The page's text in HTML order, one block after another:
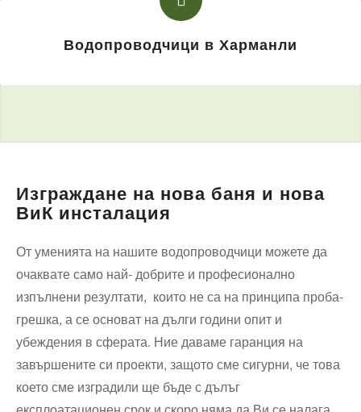
Водопроводчици в Харманли
Изграждане на нова баня и нова
ВиК инсталация
От уменията на нашите водопроводчици можете да
очаквате само най- добрите и професионално
изпълнени резултати, които не са на принципа проба-
грешка, а се основат на дълги години опит и
убеждения в сферата. Ние даваме гаранция на
завършените си проекти, защото сме сигурни, че това
което сме изградили ще бъде с дълъг